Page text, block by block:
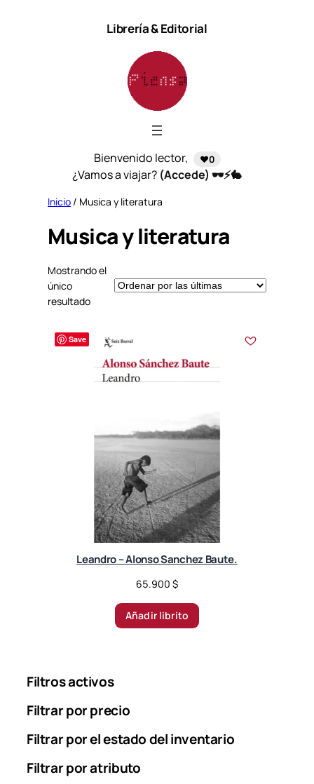
Librería & Editorial
Bienvenido lector, ❤️0
¿Vamos a viajar? (Accede) 🕶️⚡🐇
Inicio / Musica y literatura
Musica y literatura
Mostrando el
único
resultado
Save
Leandro – Alonso Sanchez Baute.
65.900 $
Añadir librito
Filtros activos
Filtrar por precio
Filtrar por el estado del inventario
Filtrar por atributo